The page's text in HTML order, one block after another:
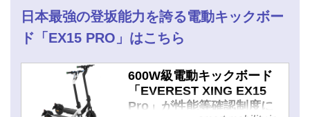
日本最強の登坂能力を誇る電動キックボー
ド「EX15 PRO」はこちら
600W級電動キックボード
「EVEREST XING EX15
Pro」が性能等確認制度に